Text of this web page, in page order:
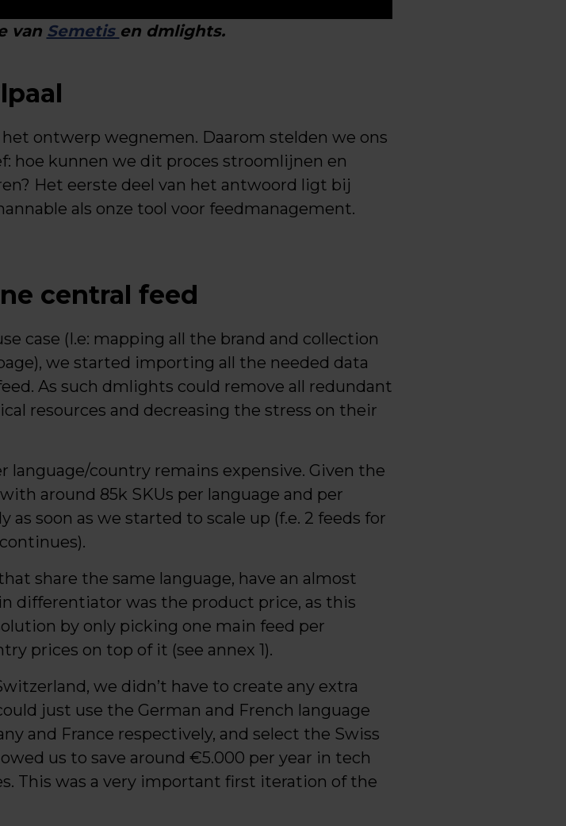
van Semetis en dmlights.
ontwerp wegnemen. Daarom stelden we ons
hoe kunnen we dit proces stroomlijnen en
Het eerste deel van het antwoord ligt bij
als onze tool voor feedmanagement.
central feed
case (I.e: mapping all the brand and collection
we started importing all the needed data
As such dmlights could remove all redundant
resources and decreasing the stress on their
language/country remains expensive. Given the
around 85k SKUs per language and per
soon as we started to scale up (f.e. 2 feeds for
share the same language, have an almost
differentiator was the product price, as this
by only picking one main feed per
prices on top of it (see annex 1).
we didn’t have to create any extra
just use the German and French language
and France respectively, and select the Swiss
us to save around €5.000 per year in tech
This was a very important first iteration of the